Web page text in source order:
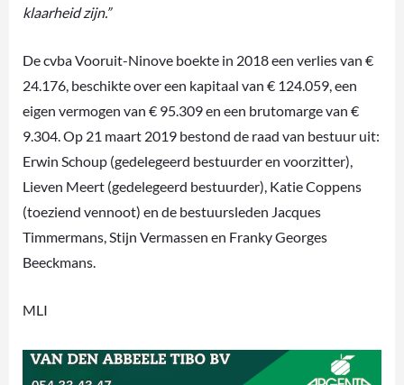
klaarheid zijn.”
De cvba Vooruit-Ninove boekte in 2018 een verlies van €
24.176, beschikte over een kapitaal van € 124.059, een
eigen vermogen van € 95.309 en een brutomarge van €
9.304. Op 21 maart 2019 bestond de raad van bestuur uit:
Erwin Schoup (gedelegeerd bestuurder en voorzitter),
Lieven Meert (gedelegeerd bestuurder), Katie Coppens
(toeziend vennoot) en de bestuursleden Jacques
Timmermans, Stijn Vermassen en Franky Georges
Beeckmans.
MLI